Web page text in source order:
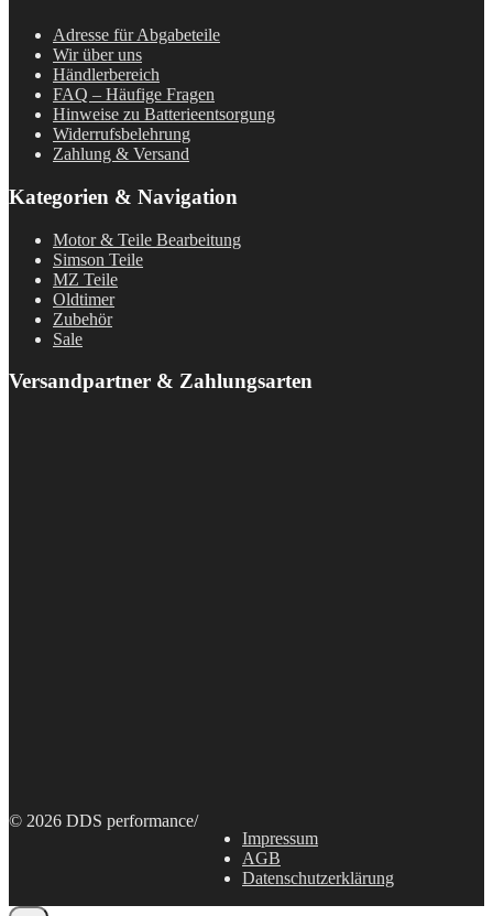
Adresse für Abgabeteile
Wir über uns
Händlerbereich
FAQ – Häufige Fragen
Hinweise zu Batterieentsorgung
Widerrufsbelehrung
Zahlung & Versand
Kategorien & Navigation
Motor & Teile Bearbeitung
Simson Teile
MZ Teile
Oldtimer
Zubehör
Sale
Versandpartner & Zahlungsarten
© 2026 DDS performance/
Impressum
AGB
Datenschutzerklärung